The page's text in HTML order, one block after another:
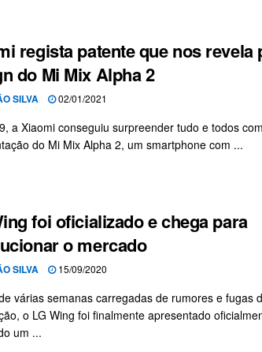
regista patente que nos revela
do Mi Mix Alpha 2
SILVA 02/01/2021
a Xiaomi conseguiu surpreender tudo e todos
do Mi Mix Alpha 2, um smartphone com ...
foi oficializado e chega para
o mercado
SILVA 15/09/2020
várias semanas carregadas de rumores e fugas
o LG Wing foi finalmente apresentado
um ...